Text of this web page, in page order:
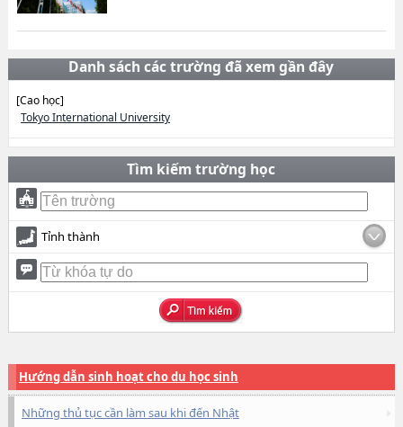
Danh sách các trường đã xem gần đây
[Cao học]
Tokyo International University
Tìm kiếm trường học
Tỉnh thành
Hướng dẫn sinh hoạt cho du học sinh
Những thủ tục cần làm sau khi đến Nhật